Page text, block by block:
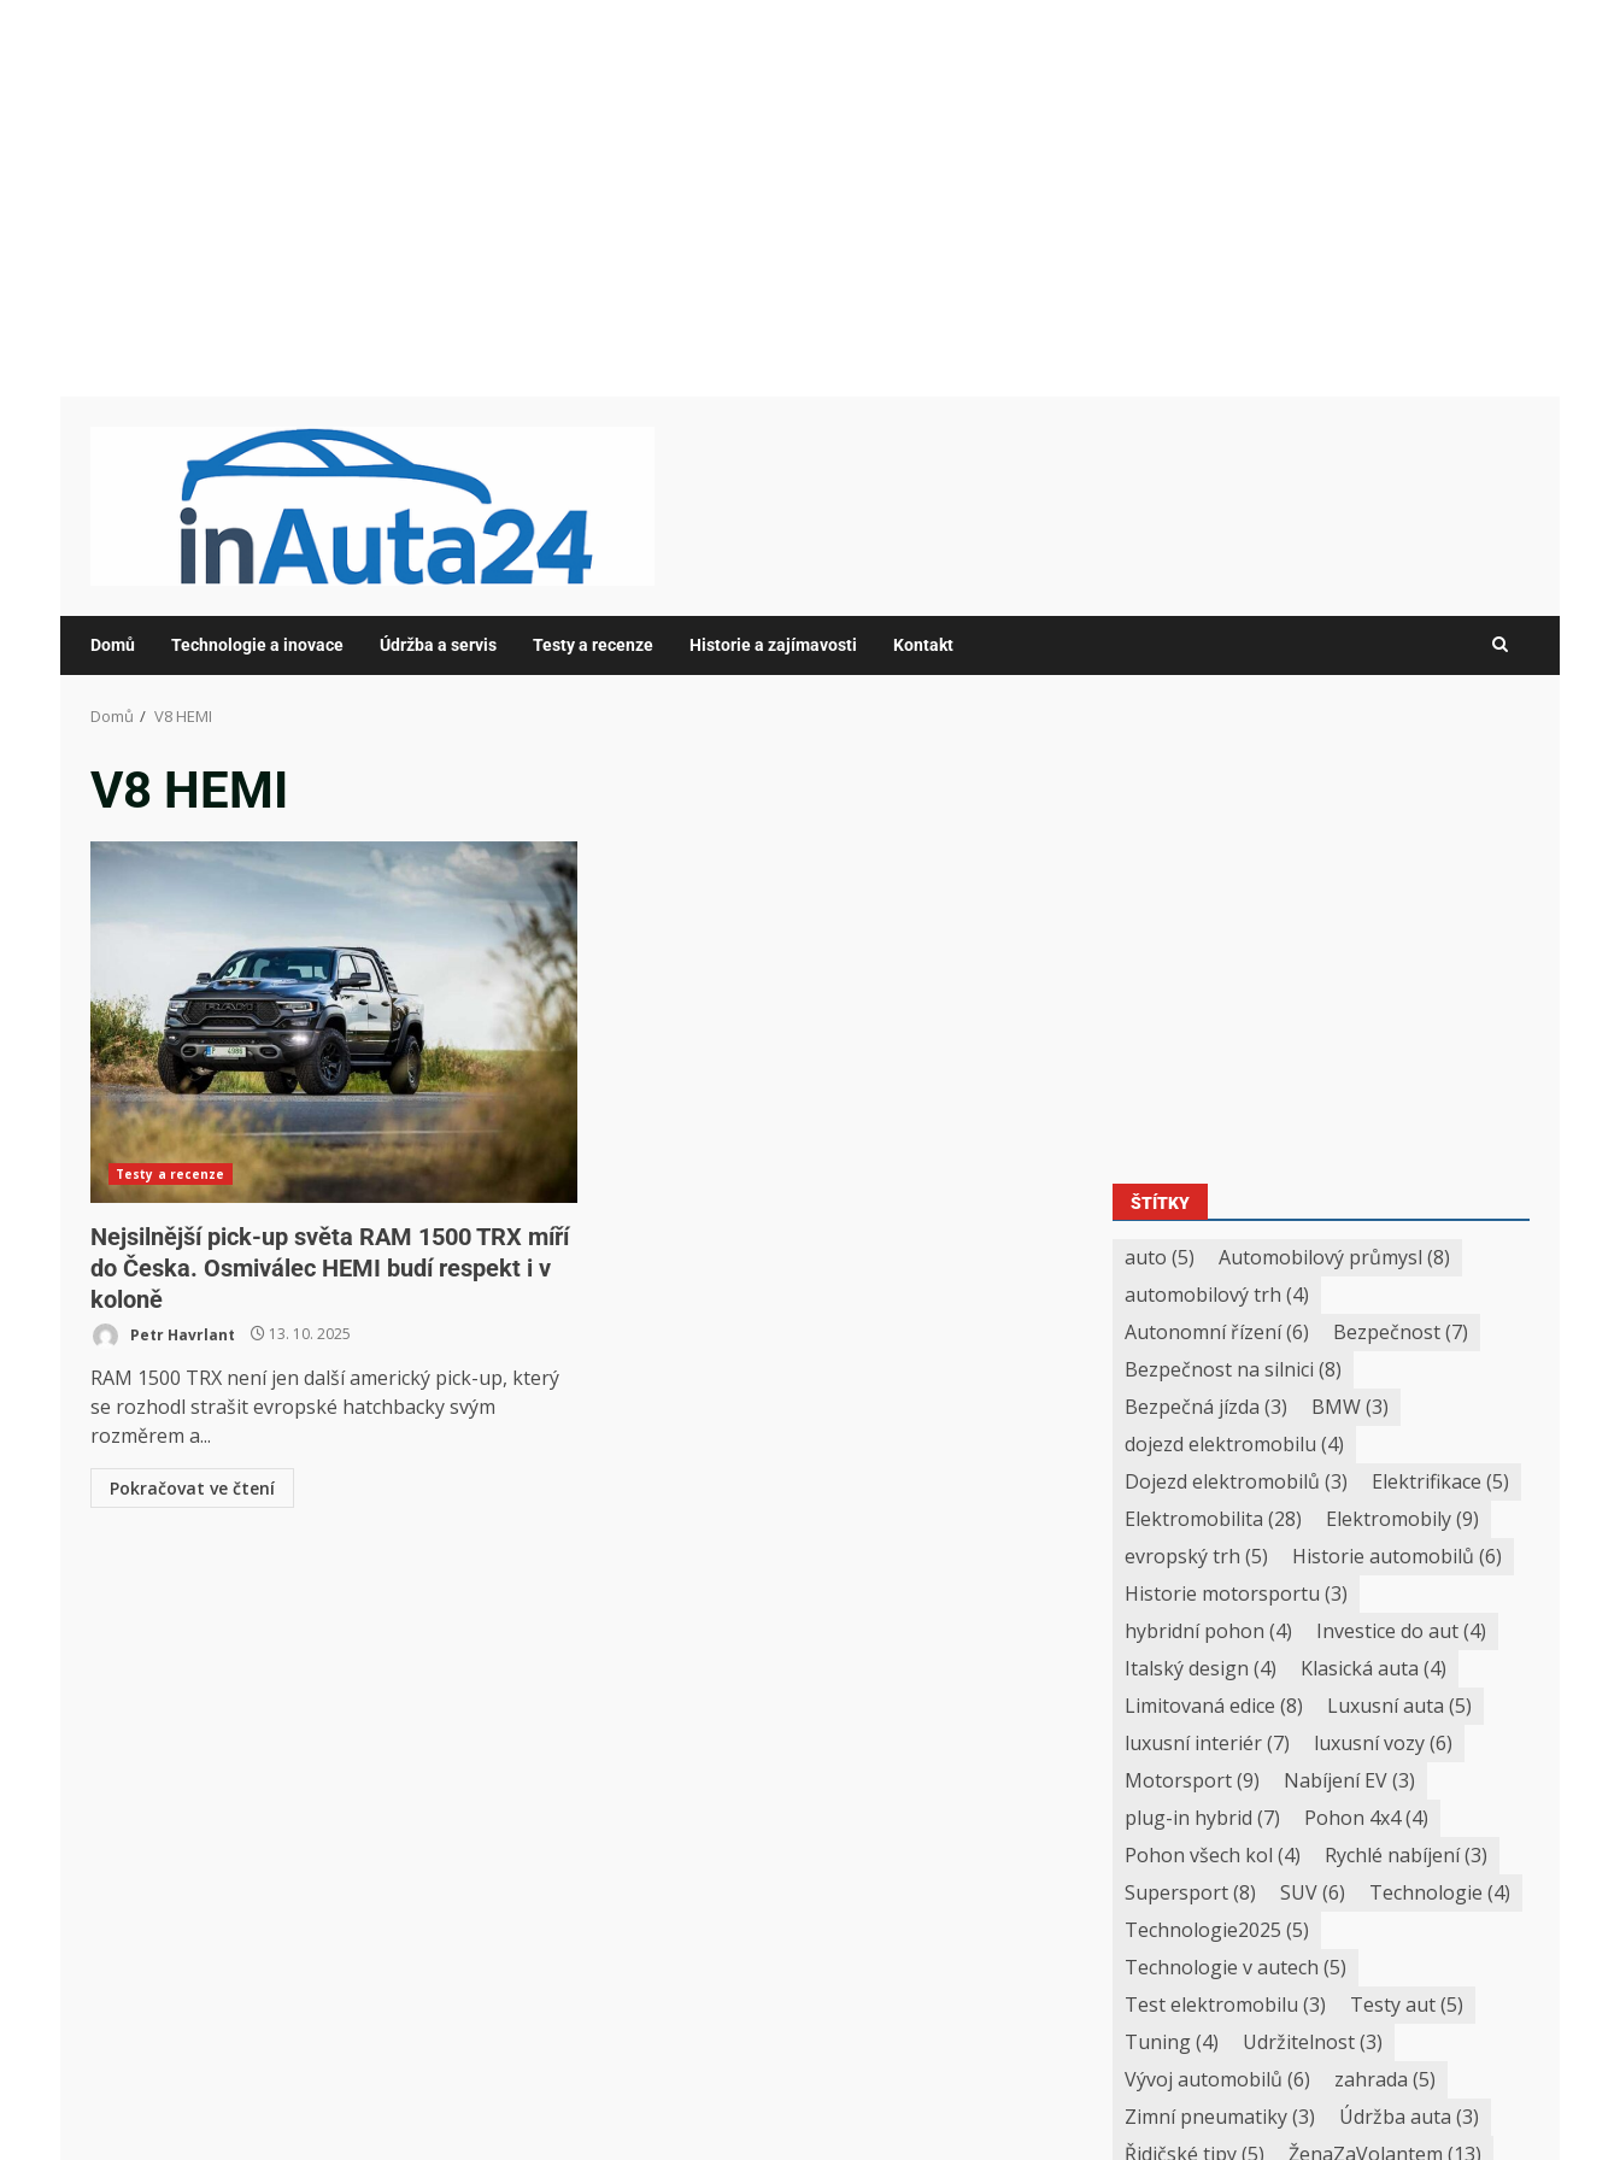
Domů Technologie a inovace Údržba a servis Testy a recenze Historie a zajímavosti Kontakt
Domů V8 HEMI
V8 HEMI
Testy a recenze
Nejsilnější pick-up světa RAM 1500 TRX míří
do Česka. Osmiválec HEMI budí respekt i v
koloně
Petr Havrlant 13. 10. 2025
RAM 1500 TRX není jen další americký pick-up, který
se rozhodl strašit evropské hatchbacky svým
rozměrem a...
Pokračovat ve čtení
ŠTÍTKY
auto (5) Automobilový průmysl (8)
automobilový trh (4)
Autonomní řízení(6) Bezpečnost(7)
Bezpečnost na silnici (8)
Bezpečná jízda (3) BMW(3)
dojezd elektromobilu (4)
Dojezd elektromobilů (3) Elektrifikace (5)
Elektromobilita (28) Elektromobily(9)
evropský trh (5) Historie automobilů (6)
Historie motorsportu (3)
hybridní pohon (4) Investice do aut(4)
Italský design (4) Klasická auta (4)
Limitovaná edice (8) Luxusní auta (5)
luxusní interiér(7) luxusní vozy(6)
Motorsport(9) Nabíjení EV(3)
plug-in hybrid (7) Pohon 4x4(4)
Pohon všech kol (4) Rychlé nabíjení(3)
Supersport(8) SUV(6) Technologie (4)
Technologie2025 (5)
Technologie v autech (5)
Test elektromobilu (3) Testy aut(5)
Tuning(4) Udržitelnost(3)
Vývoj automobilů (6) zahrada (5)
Zimní pneumatiky(3) Údržba auta (3)
Řidičské tipy(5) ŽenaZaVolantem (13)